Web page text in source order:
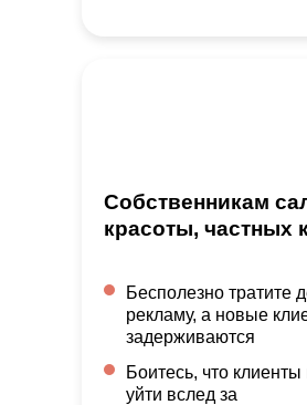
Бесполезно тратите
рекламу, а новые
задерживаются
Боитесь, что клиенты
уйти вслед за
Собственникам
красоты, частных